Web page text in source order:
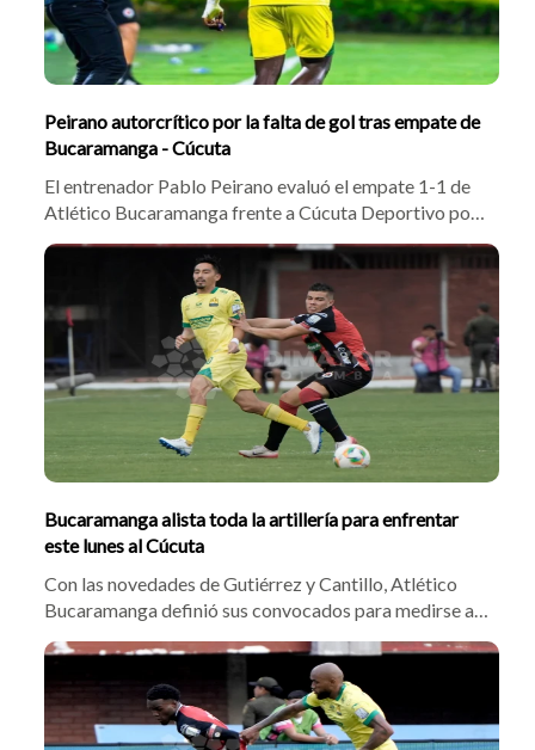
Peirano autorcrítico por la falta de gol tras empate de
Bucaramanga - Cúcuta
El entrenador Pablo Peirano evaluó el empate 1-1 de
Atlético Bucaramanga frente a Cúcuta Deportivo por
la tercera fecha de la liga. Pese al gol de Emerson
Batalla tras el tanto inicial de Jaime Peralta, el DT
criticó la falta de definición en la segunda mitad y
confirmó que busca sumar un nuevo delantero al
plantel.
Bucaramanga alista toda la artillería para enfrentar
este lunes al Cúcuta
Con las novedades de Gutiérrez y Cantillo, Atlético
Bucaramanga definió sus convocados para medirse al
Cúcuta Deportivo de Richard Páez. El plantel 'canario'
marcha invicto, pero jugadores como Flores y Batalla
reconocen que deben corregir la falta de gol para
ganar el clásico regional.